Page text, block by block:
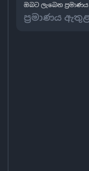
ඔබට ලැබෙන ප්‍රමාණය